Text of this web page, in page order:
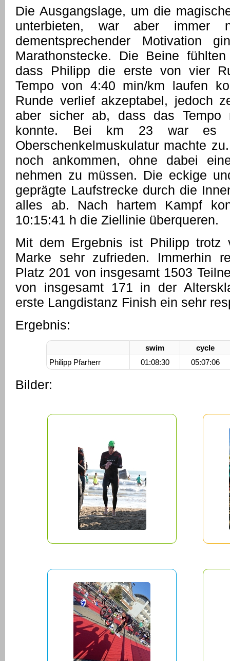
Die Ausgangslage, um die
unterbieten, war aber immer
dementsprechender Motivation
Marathonstecke. Die Beine
dass Philipp die erste von vier
Tempo von 4:40 min/km laufen
Runde verlief akzeptabel, jedoch
aber sicher ab, dass das Tempo
konnte. Bei km 23 war es
Oberschenkelmuskulatur machte
noch ankommen, ohne dabei
nehmen zu müssen. Die eckige
geprägte Laufstrecke durch die
alles ab. Nach hartem Kampf
10:15:41 h die Ziellinie überqueren.
Mit dem Ergebnis ist Philipp trotz
Marke sehr zufrieden. Immerhin
Platz 201 von insgesamt 1503
von insgesamt 171 in der
erste Langdistanz Finish ein sehr
Ergebnis:
swim
cycle
Philipp Pfarherr
01:08:30 05:07:06
Bilder: